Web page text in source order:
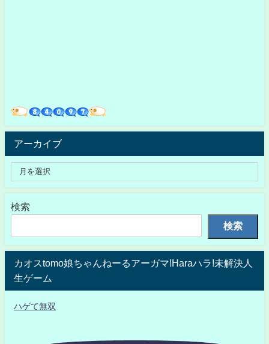
アーカイブ
検索
検索
カオスtomo娘ちゃんねーるアーガマ!Haraハラ!未解決人
生ゲーム
ハゲて無双